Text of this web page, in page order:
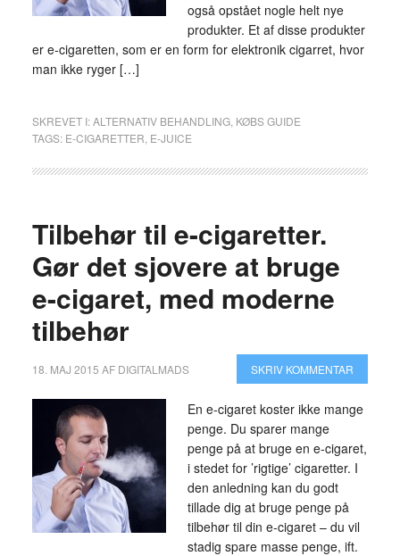
også opstået nogle helt nye
produkter. Et af disse produkter
er e-cigaretten, som er en form for elektronik cigarret, hvor
man ikke ryger […]
SKREVET I:ALTERNATIV BEHANDLING, KØBS GUIDE
TAGS: E-CIGARETTER E-JUICE
Tilbehør til e-cigaretter.
Gør det sjovere at bruge
e-cigaret, med moderne
tilbehør
18. MAJ 2015 AF DIGITALMADS SKRIV KOMMENTAR
En e-cigaret koster ikke mange
penge. Du sparer mange
penge på at bruge en e-cigaret,
i stedet for ’rigtige’ cigaretter. I
den anledning kan du godt
tillade dig at bruge penge på
tilbehør til din e-cigaret – du vil
stadig spare masse penge, ift.